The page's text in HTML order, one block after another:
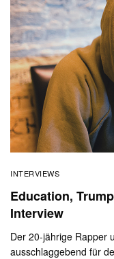
INTERVIEWS
Education,
Interview
Der 20-jährige Rapper
ausschlaggebend für